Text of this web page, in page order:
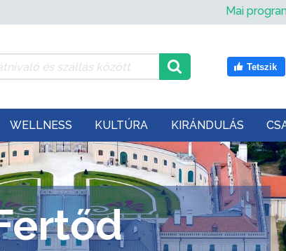
Mai
Tetszik
WELLNESS KULTÚRA KIRÁNDULÁS